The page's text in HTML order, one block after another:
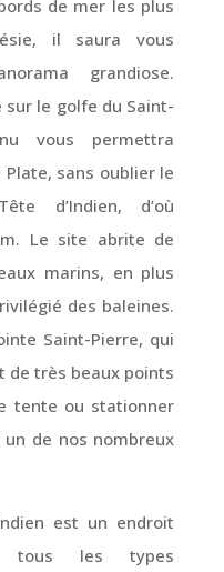
de mer les plus
il saura vous
grandiose.
sur le golfe du Saint-
vous permettra
sans oublier le
d’Indien, d’où
Le site abrite de
marins, en plus
des baleines.
Saint-Pierre, qui
de très beaux points
tente ou stationner
de nos nombreux
est un endroit
tous les types